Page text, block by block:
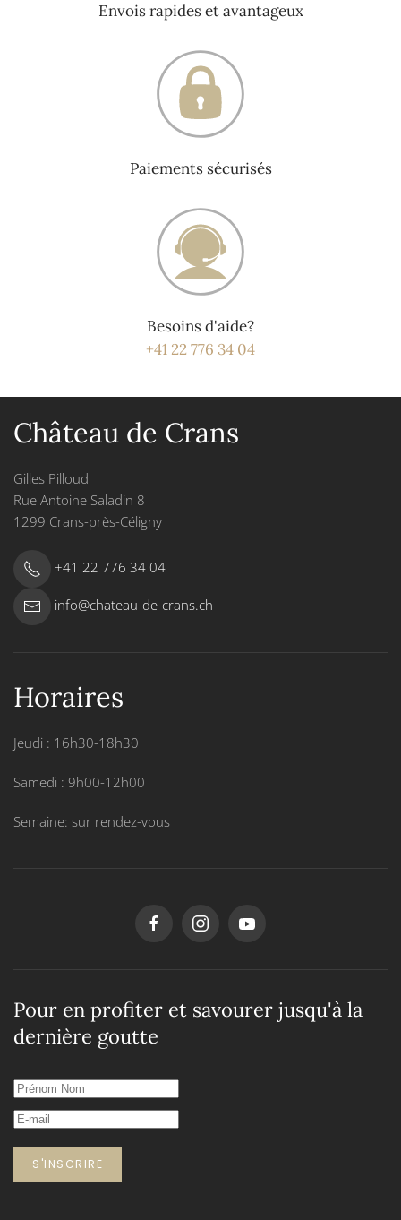
Envois rapides et avantageux
Paiements sécurisés
Besoins d'aide?
+41 22 776 34 04
Château de Crans
Gilles Pilloud
Rue Antoine Saladin 8
1299 Crans-près-Céligny
+41 22 776 34 04
info@chateau-de-crans.ch
Horaires
Jeudi : 16h30-18h30
Samedi : 9h00-12h00
Semaine: sur rendez-vous
Pour en profiter et savourer jusqu'à la
dernière goutte
S'INSCRIRE